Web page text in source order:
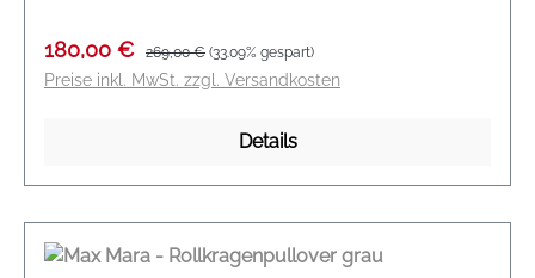
Verkaufspreis:
180,00 € Regulärer Preis:
269,00 € (33.09% gespart)
Preise inkl. MwSt. zzgl. Versandkosten
Details